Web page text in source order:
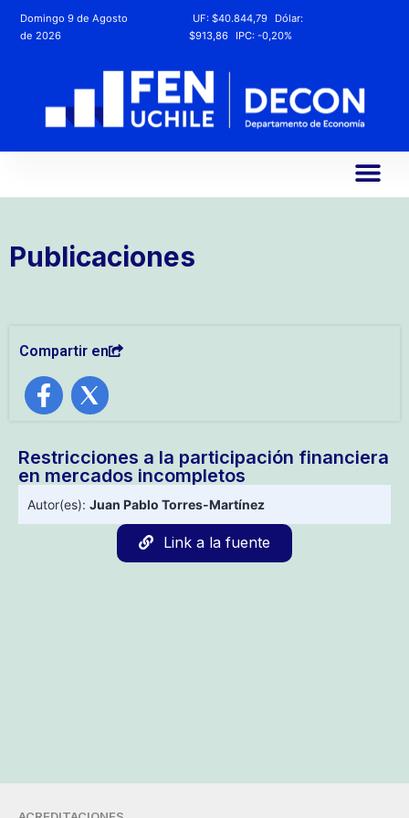
Domingo 9 de Agosto
de 2026
UF:$40.844,79
Dólar:
$913,86
IPC:-0,20%
Publicaciones
Compartir en
Restricciones a la participación financiera
en mercados incompletos
Autor(es): Juan Pablo Torres-Martínez
Link a la fuente